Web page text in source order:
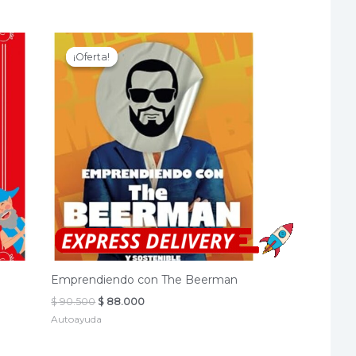
¡Oferta!
¡Oferta!
Emprendiendo con The Beerman
$90.500 El
original
$ 88.000El
Autoayuda